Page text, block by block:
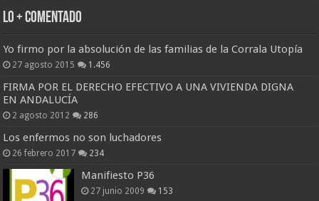
Lo + Comentado
Yo firmo por la absolución de las familias de la Corrala Utopía
27 agosto 2015 1.456
FIRMA POR EL DERECHO EFECTIVO A UNA VIVIENDA DIGNA
EN ANDALUCÍA
2 agosto 2012 286
Los enfermos no son luchadores
26 febrero 2017 234
Manifiesto P36
27 junio 2009 153